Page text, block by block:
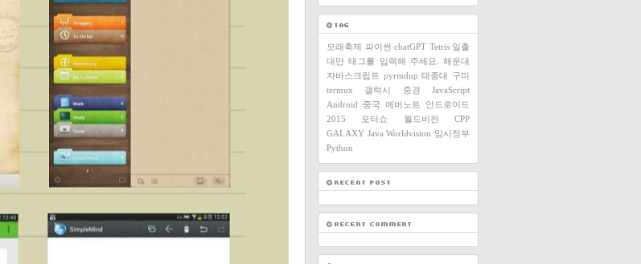
모래축제 파이썬 chatGPT Tetris 일출
대만 태그를 입력해 주세요.
해운대
자바스크립트 pyrmdup 태종대 구미
termux
갤럭시 중경
JavaScript
Android
중국 에버노트
안드로이드
2015
모터쇼 월드비전
CPP
GALAXY Java Worldvision 임시정부
Python